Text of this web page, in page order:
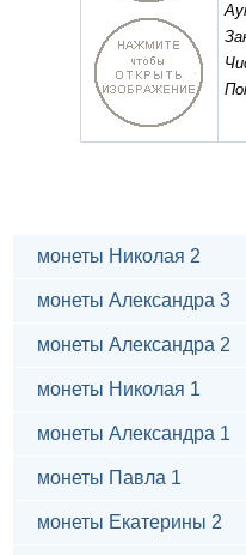
монеты Николая 2
монеты Александра 3
монеты Александра 2
монеты Николая 1
монеты Александра 1
монеты Павла 1
монеты Екатерины 2